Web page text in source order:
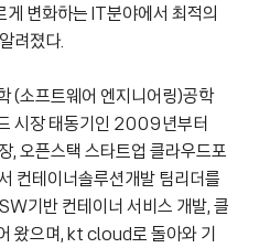
게 변화하는 IT 분야에서 최적의
려졌다.
(소프트웨어 엔지니어링)공학
시장 태동기인 2009년부터
, 오픈스택 스타트업 클라우드포
컨테이너솔루션개발 팀리더를
SW기반 컨테이너 서비스 개발, 클
왔으며, kt cloud로 돌아와 기